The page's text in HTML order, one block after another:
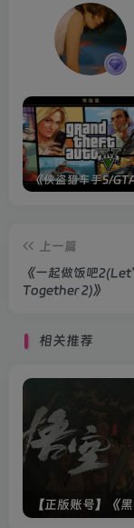
上一篇
《一起做饭吧
Together 2)》
相关推荐